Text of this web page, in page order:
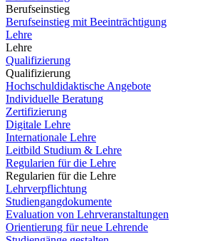
Berufseinstieg
Berufseinstieg mit Beeinträchtigung
Lehre
Lehre
Qualifizierung
Qualifizierung
Hochschuldidaktische Angebote
Individuelle Beratung
Zertifizierung
Digitale Lehre
Internationale Lehre
Leitbild Studium & Lehre
Regularien für die Lehre
Regularien für die Lehre
Lehrverpflichtung
Studiengangdokumente
Evaluation von Lehrveranstaltungen
Orientierung für neue Lehrende